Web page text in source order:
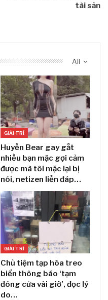
tài sản
All
GIẢI TRÍ
Huyền Bear gay gắt
nhiều bạn mặc gợi cảm
được mà tôi mặc lại bị
nói, netizen liền đáp…
GIẢI TRÍ
Chủ tiệm tạp hóa treo
biển thông báo ‘tạm
đóng cửa vài giờ’, đọc lý
do…